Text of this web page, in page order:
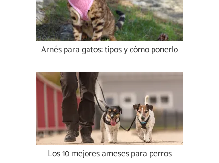
Arnés para gatos: tipos y cómo ponerlo
Los 10 mejores arneses para perros